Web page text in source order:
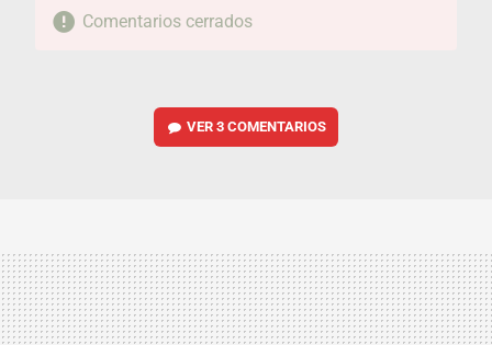
Comentarios cerrados
VER3 COMENTARIOS